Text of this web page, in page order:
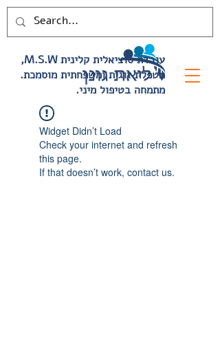
,M.S.W עובדת סוציאלית קלינית
.מטפלת זוגית ומשפחתית מוסמכת
.מתמחה בטיפול מיני
Widget Didn’t Load
Check your internet and refresh
this page.
If that doesn’t work, contact us.